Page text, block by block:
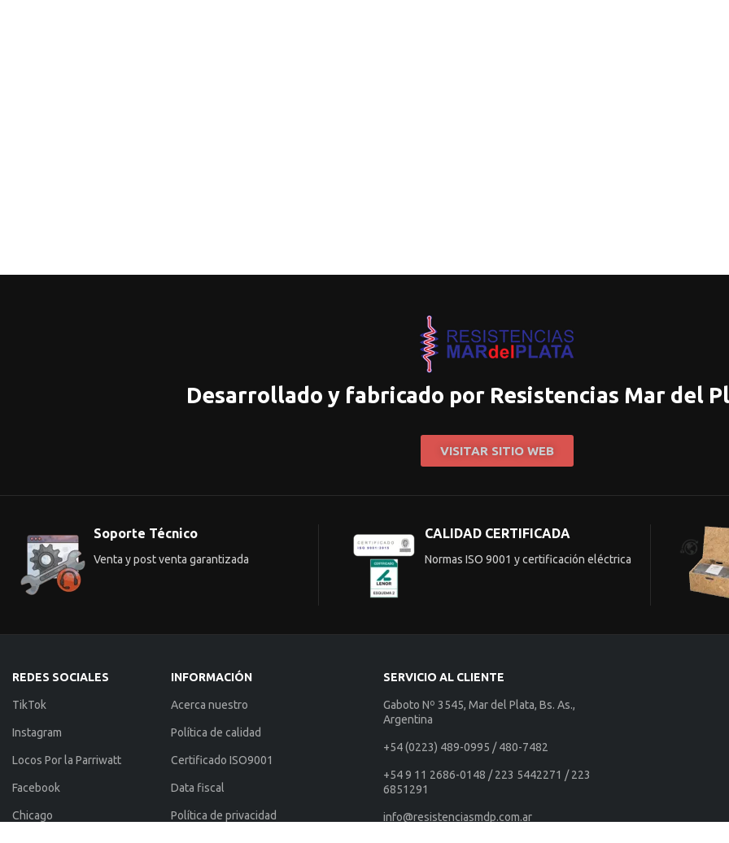
Desarrollado y fabricado por Resistencias Mar del
VISITAR SITIO WEB
Soporte Técnico
Venta y post venta garantizada
CALIDAD CERTIFICADA
Normas ISO 9001 y certificación eléctrica
REDES SOCIALES
TikTok
Instagram
Locos Por la Parriwatt
Facebook
Chicago
INFORMACIÓN
Acerca nuestro
Política de calidad
Certificado ISO9001
Data fiscal
Política de privacidad
SERVICIO AL CLIENTE
Gaboto Nº 3545, Mar del Plata, Bs. As.,
Argentina
+54 (0223) 489-0995 / 480-7482
+54 9 11 2686-0148 / 223 5442271 / 223
6851291
info@resistenciasmdp.com.ar